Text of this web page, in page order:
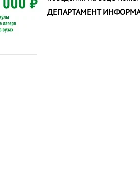
ДЕПАРТАМЕНТ